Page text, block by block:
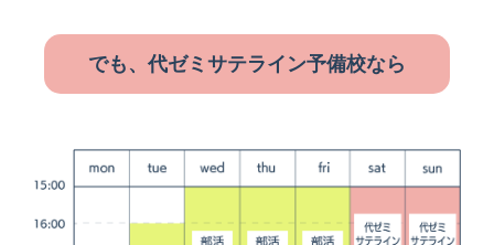
でも、代ゼミサテライン予備校なら